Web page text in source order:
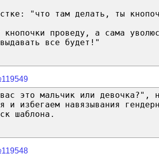
"что там делать, ты
проведу, а сама
все будет!"
это мальчик или девочка?",
и избегаем навязывания
шаблона.